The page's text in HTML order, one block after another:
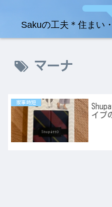
Sakuの工夫＊住まい
マーナ
家事時短
イプ